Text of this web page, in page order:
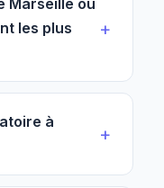
Marseille où
les plus
à